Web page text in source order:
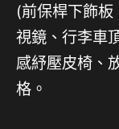
(前保桿下飾
視鏡、行李車
感紓壓皮椅、
格。